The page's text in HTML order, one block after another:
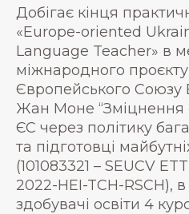
Добігає кінця
«Europe-oriented
Language Teacher» в
міжнародного
Європейського Союзу
Жан Моне “Зміцнення
ЄС через політику
та підготовці
(101083321 – SEUCV
2022-HEI-TCH-RSCH),
здобувачі освіти 4